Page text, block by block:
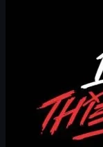
100 Thieves'in
Uzun süre Counter-
sonundaCS2ile geri
sıradan bir proje
büyük hamleler
transferi ve hemen